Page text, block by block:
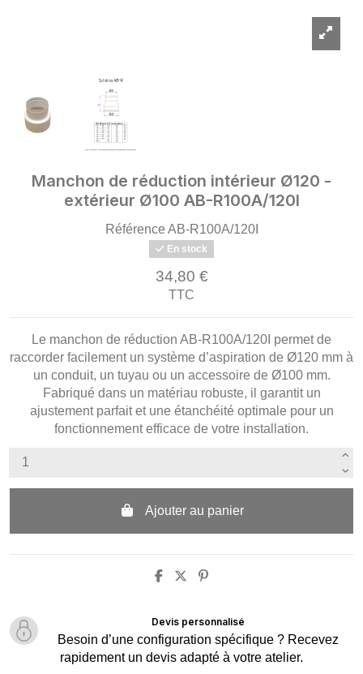
Manchon de réduction intérieur Ø120 -
extérieur Ø100 AB-R100A/120I
Référence AB-R100A/120I
En stock
34,80 €
TTC
Le manchon de réduction AB-R100A/120I permet de
raccorder facilement un système d’aspiration de Ø120 mm à
un conduit, un tuyau ou un accessoire de Ø100 mm.
Fabriqué dans un matériau robuste, il garantit un
ajustement parfait et une étanchéité optimale pour un
fonctionnement efficace de votre installation.
Ajouter au panier
Devis personnalisé
Besoin d’une configuration spécifique ? Recevez
rapidement un devis adapté à votre atelier.